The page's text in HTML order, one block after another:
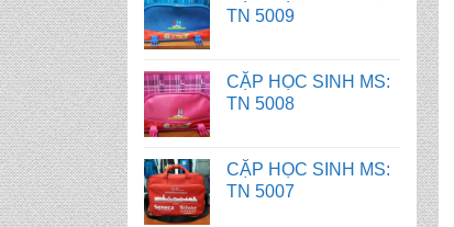
TN 5007
TN 2058